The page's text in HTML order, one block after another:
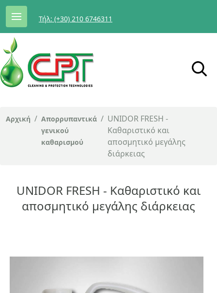
Τήλ: (+30) 210 6746311
Αρχική / Απορρυπαντικά
γενικού
καθαρισμού
/ UNIDOR FRESH -
Καθαριστικό και
αποσμητικό μεγάλης
διάρκειας
UNIDOR FRESH - Καθαριστικό και
αποσμητικό μεγάλης διάρκειας